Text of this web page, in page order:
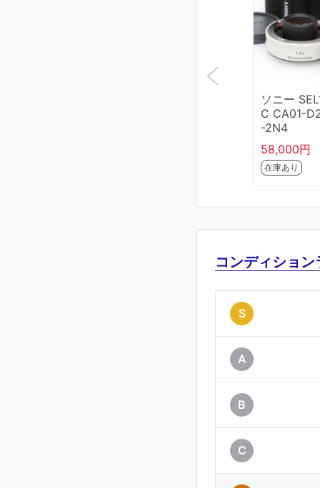
ソニー
C CA01-
-2N4
58,000円
在庫あり
コンディション
S
A
B
C